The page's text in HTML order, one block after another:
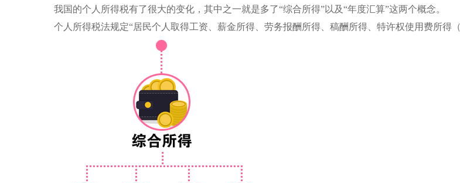
我国的个人所得税有了很大的变化，其中之一就是多了“综合所得”以及“年度汇算”这两个概念。
个人所得税法规定“居民个人取得工资、薪金所得、劳务报酬所得、稿酬所得、特许权使用费所得